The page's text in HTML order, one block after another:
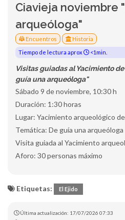
Ciavieja noviembre
arqueóloga"
Encuentros
Historia
Tiempo de lectura aprox
<1min.
Visitas guiadas al Yacimiento
guía una arqueóloga"
Sábado 9 de noviembre, 10:30 h
Duración: 1:30 horas
Lugar: Yacimiento arqueológico
Temática: De guía una arqueóloga
Visita guiada al Yacimiento
Aforo: 30 personas máximo
Etiquetas: El Ejido
Última actualización: 17/07/2026 07:33